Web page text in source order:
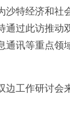
沙特经济和社
通过此访推动
通讯等重点领
边工作研讨会